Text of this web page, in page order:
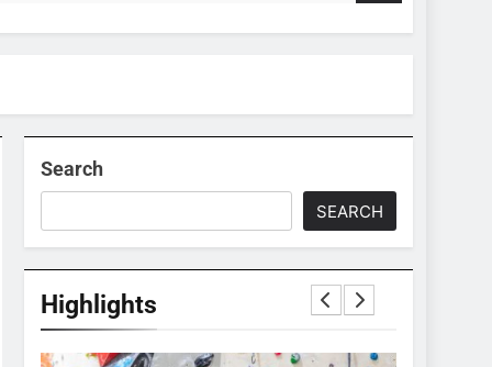
Search
SEARCH
Highlights